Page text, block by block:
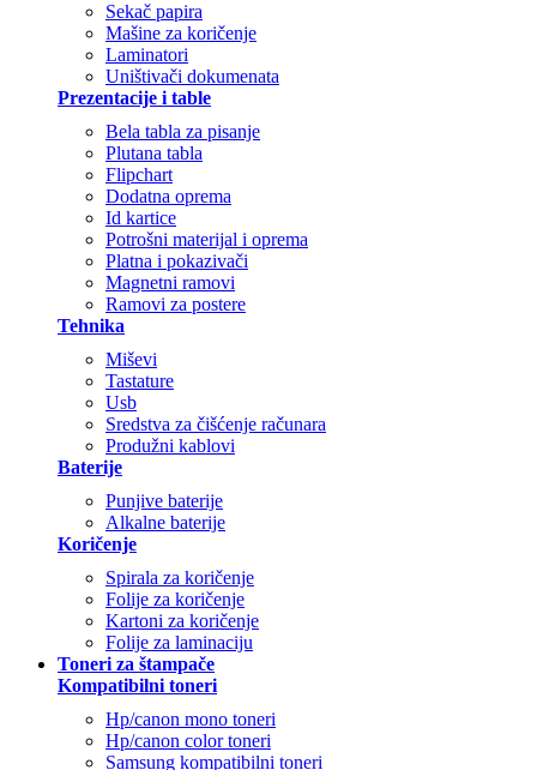
Sekač papira
Mašine za koričenje
Laminatori
Uništivači dokumenata
Prezentacije i table
Bela tabla za pisanje
Plutana tabla
Flipchart
Dodatna oprema
Id kartice
Potrošni materijal i oprema
Platna i pokazivači
Magnetni ramovi
Ramovi za postere
Tehnika
Miševi
Tastature
Usb
Sredstva za čišćenje računara
Produžni kablovi
Baterije
Punjive baterije
Alkalne baterije
Koričenje
Spirala za koričenje
Folije za koričenje
Kartoni za koričenje
Folije za laminaciju
Toneri za štampače
Kompatibilni toneri
Hp/canon mono toneri
Hp/canon color toneri
Samsung kompatibilni toneri